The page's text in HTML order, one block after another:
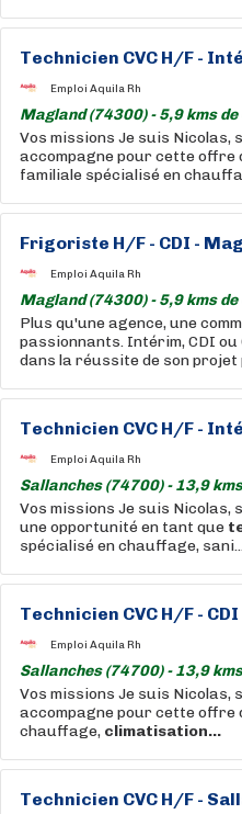
Technicien CVC H/F -
Emploi Aquila Rh
Magland (74300) - 5,9 kms de
Vos missions Je suis
accompagne pour cette offre
familiale spécialisé en
Frigoriste H/F - CDI -
Emploi Aquila Rh
Magland (74300) - 5,9 kms de
Plus qu'une agence, une
passionnants. Intérim, CDI
dans la réussite de son projet
Technicien CVC H/F -
Emploi Aquila Rh
Sallanches (74700) - 13,9
Vos missions Je suis
une opportunité en tant que
spécialisé en chauffage,
Technicien CVC H/F -
Emploi Aquila Rh
Sallanches (74700) - 13,9
Vos missions Je suis
accompagne pour cette offre
chauffage, climatisation...
Technicien CVC H/F -